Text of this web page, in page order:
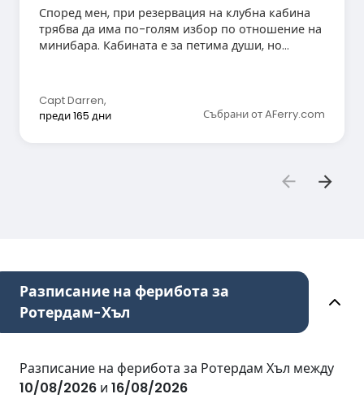
Според мен, при резервация на клубна кабина
трябва да има по-голям избор по отношение на
минибара. Кабината е за петима души, но
Capt Darren,
преди 165 дни
Събрани от AFerry.com
Разписание на ферибота за
Ротердам-Хъл
Разписание на ферибота за Ротердам Хъл между
10/08/2026 и 16/08/2026